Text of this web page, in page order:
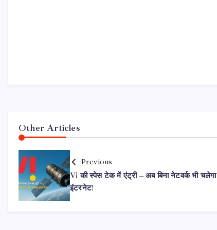
Other Articles
Previous
Vi की स्पेस टेक में एंट्री – अब बिना नेटवर्क भी चलेगा
इंटरनेट!